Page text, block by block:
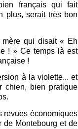
français qui fait
plus, serait très bon
qui disait « Eh
! » Ce temps là est
!
à la violette... et
chien, bien pratique
revues économiques
de Montebourg et de